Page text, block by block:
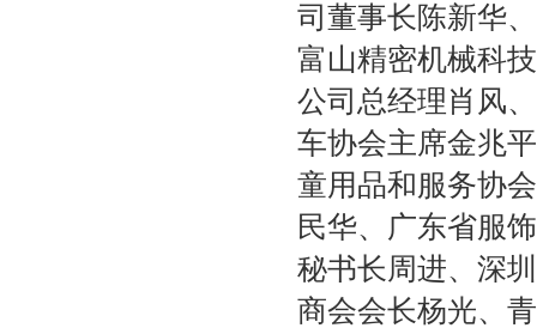
司董事长陈新华
富山精密机械科
公司总经理肖风
车协会主席金兆
童用品和服务协
民华、广东省服
秘书长周进、深
商会会长杨光、